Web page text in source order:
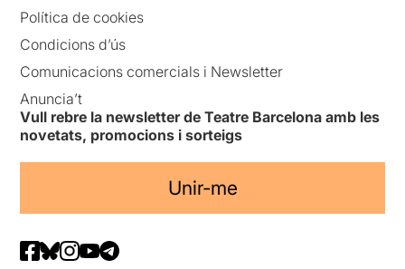
Política de cookies
Condicions d’ús
Comunicacions comercials i Newsletter
Anuncia’t
Vull rebre la newsletter de Teatre Barcelona amb les
novetats, promocions i sorteigs
Unir-me